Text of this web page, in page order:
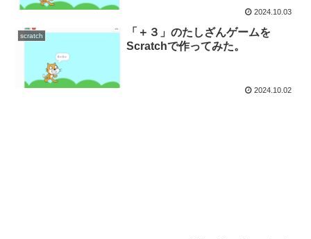
2024.10.03
scratch
「＋３」のたしざんゲームを
Scratchで作ってみた。
2024.10.02